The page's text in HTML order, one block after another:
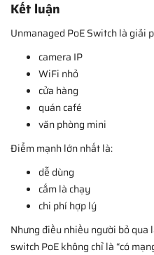
Kết luận
Unmanaged PoE Switch là giải
camera IP
WiFi nhỏ
cửa hàng
quán café
văn phòng mini
Điểm mạnh lớn nhất là:
dễ dùng
cắm là chạy
chi phí hợp lý
Nhưng điều nhiều người bỏ qua
switch PoE không chỉ là “có